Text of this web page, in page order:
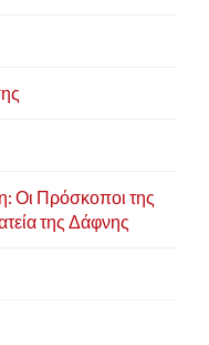
Οι Πρόσκοποι της
της Δάφνης